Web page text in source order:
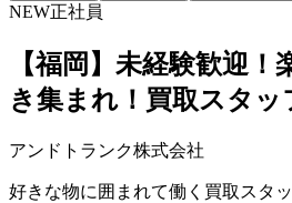
NEW正社員
【福岡】未経験歓迎
き集まれ！買取スタッ
アンドトランク株式会社
好きな物に囲まれて働く買取スタ